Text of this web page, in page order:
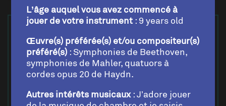
L’âge auquel vous avez commencé à
jouer de votre instrument : 9 years old
Œuvre(s) préférée(s) et/ou compositeur(s)
préféré(s) : Symphonies de Beethoven,
symphonies de Mahler, quatuors à
cordes opus 20 de Haydn.
Autres intérêts musicaux: J’adore jouer